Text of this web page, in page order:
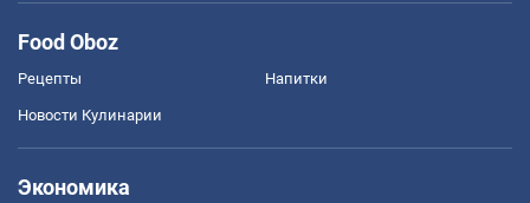
Food Oboz
Рецепты Напитки
Новости Кулинарии
Экономика